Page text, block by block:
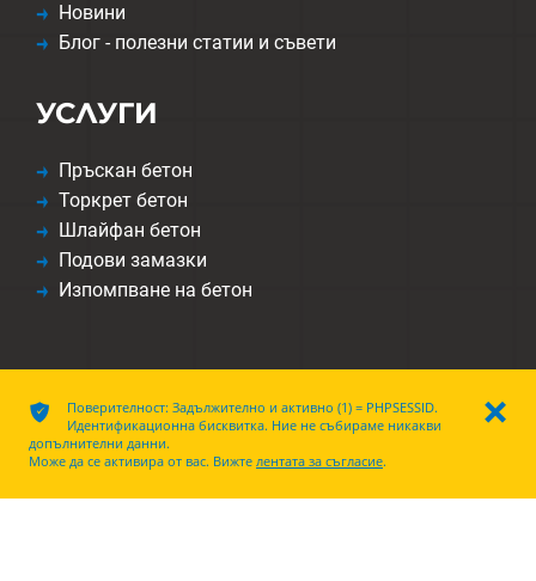
Новини
Блог - полезни статии и съвети
УСЛУГИ
Пръскан бетон
Торкрет бетон
Шлайфан бетон
Подови замазки
Изпомпване на бетон
Декларация за защита на данните
ı
ͳ
Поверителност: Задължително и активно (1) = PHPSESSID.
Идентификационна бисквитка. Ние не събираме никакви
допълнителни данни.
Може да се активира от вас. Вижте лентата за съгласие.